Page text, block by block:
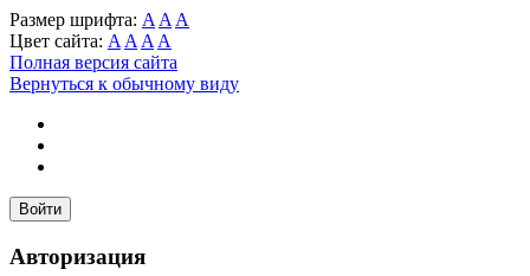
Размер шрифта: A A A
Цвет сайта: A A A A
Полная версия сайта
Вернуться к обычному виду
Войти
Авторизация